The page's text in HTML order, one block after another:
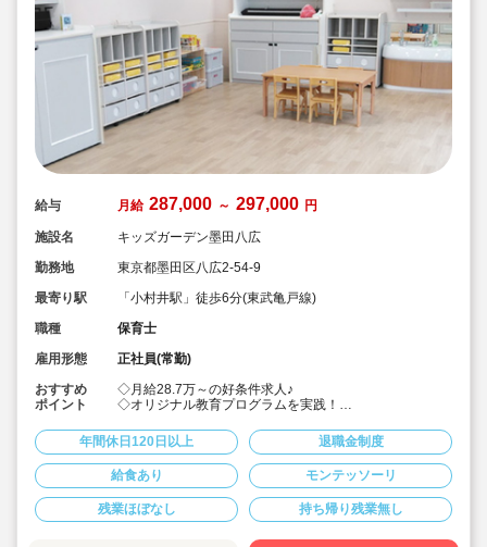
給与 月給 287,000 ～ 297,000 円
施設名
キッズガーデン墨田八広
勤務地
東京都墨田区八広2-54-9
最寄り駅
「小村井駅」徒歩6分(東武亀戸線)
職種
保育士
雇用形態
正社員(常勤)
おすすめ
ポイント
◇月給28.7万～の好条件求人♪
◇オリジナル教育プログラムを実践！
ラムを取り入れ、園児たちの可能性を広げている他、先
生のアイデアをもとに新しいプログラムを実施すること
もあるので、「得意なこと」「好きなこと」を活かすチ
ャンスがあります！
◇子どもが主体，保育環境による働きかけ中心の「見守
る保育」に取り組んでいます。
◇園長や本社スタッフなどへキャリアアップも可能で
年間休日120日以上 退職金制度
給食あり モンテッソーリ
残業ほぼなし 持ち帰り残業無し